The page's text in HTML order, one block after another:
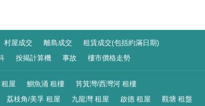
村屋成交 離島成交
租賃成交(包括約滿日期)
按揭計算機 事故 樓市價格走勢
屋 鰂魚涌 租樓
筲箕灣/西灣河 租樓
荔枝角/美孚 租屋 九龍灣 租屋 啟德 租屋 觀塘 租盤